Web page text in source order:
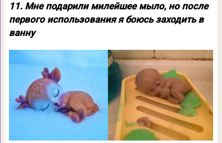
11. Мне подарили милейшее мыло, но после
первого использования я боюсь заходить в
ванну